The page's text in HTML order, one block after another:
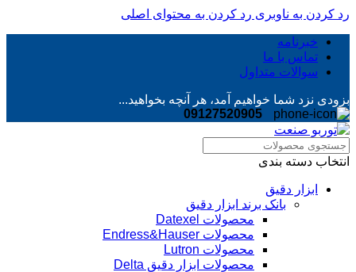
رد کردن به ناوبری رد کردن به محتوای اصلی
خبرنامه
تماس با ما
سوالات متداول
بزودی نزد شما خواهیم آمد، هر آنچه بخواهید...
09127520905
انتخاب دسته بندی
ابزار دقیق
بانک برند ابزار دقیق
محصولات Datexel
محصولات Endress&Hauser
محصولات Lutron
محصولات ابزار دقیق Delta